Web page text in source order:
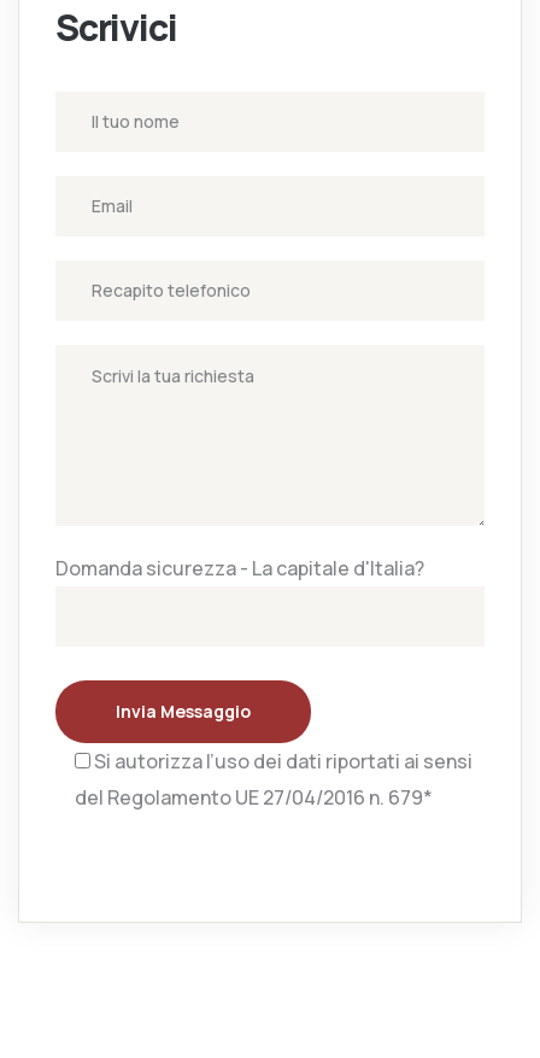
Scrivici
Domanda sicurezza - La capitale d'Italia?
Invia Messaggio
Si autorizza l’uso dei dati riportati ai sensi
del Regolamento UE 27/04/2016 n. 679*